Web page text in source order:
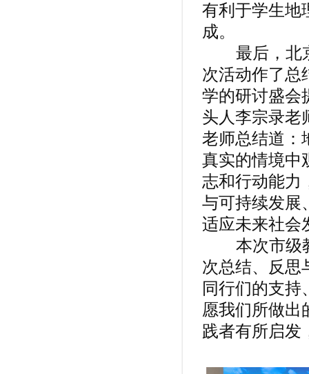
有利于学生地
成。
最后，北京
次活动作了总
学的研讨盛会
头人李宗录老
老师总结道：
真实的情境中
志和行动能力
与可持续发展
适应未来社会
本次市级教
次总结、反思
同行们的支持
愿我们所做出
践者有所启发